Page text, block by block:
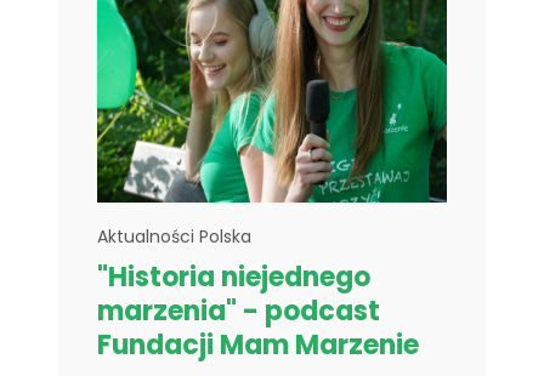
Aktualności Polska
"Historia niejednego
marzenia" - podcast
Fundacji Mam Marzenie